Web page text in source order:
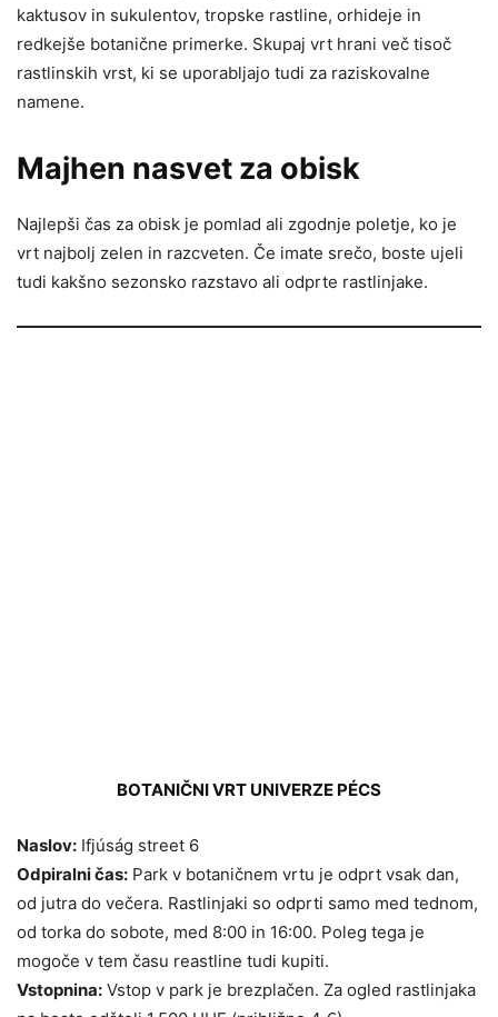
kaktusov in sukulentov, tropske rastline, orhideje in
redkejše botanične primerke. Skupaj vrt hrani več tisoč
rastlinskih vrst, ki se uporabljajo tudi za raziskovalne
namene.
Majhen nasvet za obisk
Najlepši čas za obisk je pomlad ali zgodnje poletje, ko je
vrt najbolj zelen in razcveten. Če imate srečo, boste ujeli
tudi kakšno sezonsko razstavo ali odprte rastlinjake.
BOTANIČNI VRT UNIVERZE PÉCS
Naslov: Ifjúság street 6
Odpiralni čas: Park v botaničnem vrtu je odprt vsak dan,
od jutra do večera. Rastlinjaki so odprti samo med tednom,
od torka do sobote, med 8:00 in 16:00. Poleg tega je
mogoče v tem času reastline tudi kupiti.
Vstopnina: Vstop v park je brezplačen. Za ogled rastlinjaka